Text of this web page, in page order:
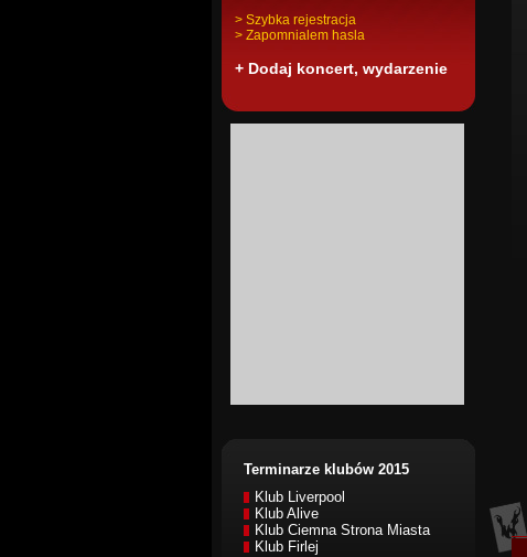
> Szybka rejestracja
> Zapomnialem hasla
+ Dodaj koncert, wydarzenie
Terminarze klubów 2015
Klub Liverpool
Klub Alive
Klub Ciemna Strona Miasta
Klub Firlej